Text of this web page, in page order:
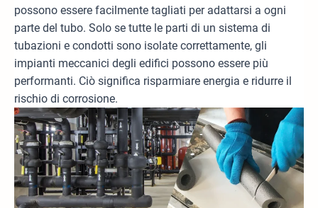
possono essere facilmente tagliati per adattarsi a ogni
parte del tubo. Solo se tutte le parti di un sistema di
tubazioni e condotti sono isolate correttamente, gli
impianti meccanici degli edifici possono essere più
performanti. Ciò significa risparmiare energia e ridurre il
rischio di corrosione.